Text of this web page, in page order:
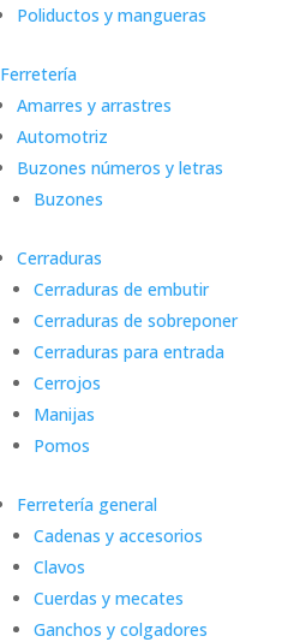
Poliductos y mangueras
Ferretería
Amarres y arrastres
Automotriz
Buzones números y letras
Buzones
Cerraduras
Cerraduras de embutir
Cerraduras de sobreponer
Cerraduras para entrada
Cerrojos
Manijas
Pomos
Ferretería general
Cadenas y accesorios
Clavos
Cuerdas y mecates
Ganchos y colgadores